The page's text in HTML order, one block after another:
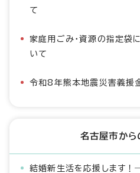
て
家庭用ごみ・資源の指定袋
いて
令和8年熊本地震災害義援
名古屋市から
結婚新生活を応援します